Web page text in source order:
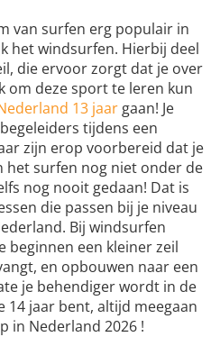
van surfen erg populair in
het windsurfen. Hierbij deel
die ervoor zorgt dat je over
om deze sport te leren kun
13 jaar gaan! Je
tijdens een
zijn erop voorbereid dat je
het surfen nog niet onder de
nog nooit gedaan! Dat is
die passen bij je niveau
Bij windsurfen
beginnen een kleiner zeil
en opbouwen naar een
je behendiger wordt in de
14 jaar bent, altijd meegaan
in Nederland 2026 !